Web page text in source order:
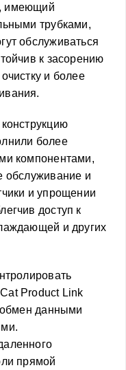
имеющий
трубками,
обслуживаться
к засорению
и более
более
компонентами,
обслуживание и
и упрощении
доступ к
и других
Product Link
данными
прямой